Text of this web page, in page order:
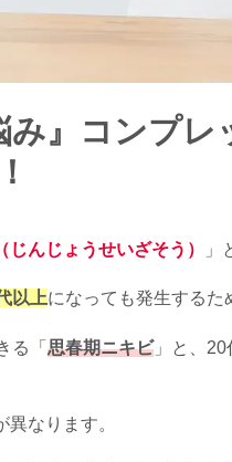
み』コンプ
じんじょうせいざそう） 」
以上になっても発生するた
る「 思春期ニキビ」と、20
なります。